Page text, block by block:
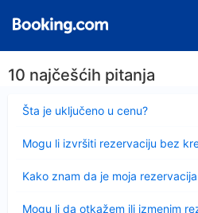
10 najčešćih pitanja
Šta je uključeno u cenu?
Sažeto
Mogu li izvršiti rezervaciju bez
Kako znam da je moja
Mogu li da otkažem ili izmenim